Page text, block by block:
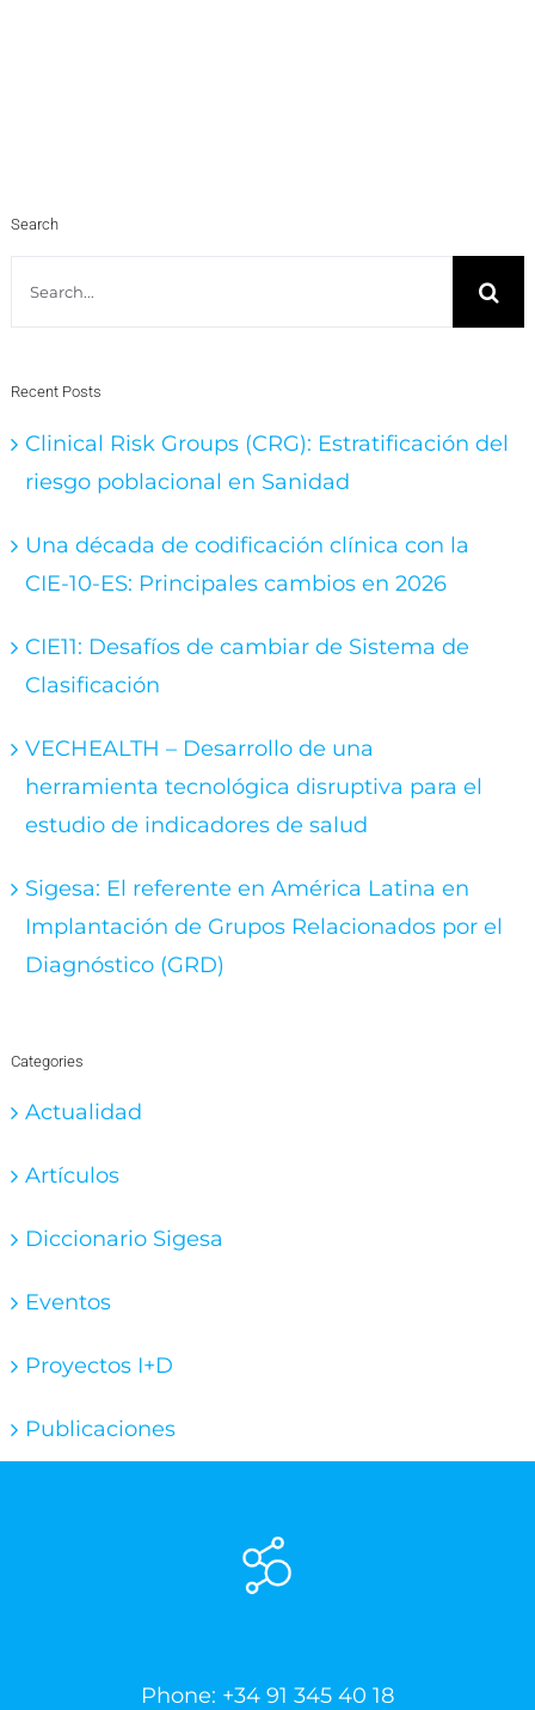
Search
Recent Posts
Clinical Risk Groups (CRG): Estratificación del
riesgo poblacional en Sanidad
Una década de codificación clínica con la
CIE-10-ES: Principales cambios en 2026
CIE11: Desafíos de cambiar de Sistema de
Clasificación
VECHEALTH – Desarrollo de una
herramienta tecnológica disruptiva para el
estudio de indicadores de salud
Sigesa: El referente en América Latina en
Implantación de Grupos Relacionados por el
Diagnóstico (GRD)
Categories
Actualidad
Artículos
Diccionario Sigesa
Eventos
Proyectos I+D
Publicaciones
Phone: +34 91 345 40 18